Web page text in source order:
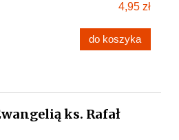
4,95 zł
do koszyka
ks. Rafał